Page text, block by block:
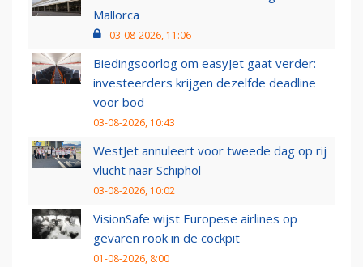
Mallorca
03-08-2026, 11:06
Biedingsoorlog om easyJet gaat verder:
investeerders krijgen dezelfde deadline
voor bod
03-08-2026, 10:43
WestJet annuleert voor tweede dag op rij
vlucht naar Schiphol
03-08-2026, 10:02
VisionSafe wijst Europese airlines op
gevaren rook in de cockpit
01-08-2026, 8:00